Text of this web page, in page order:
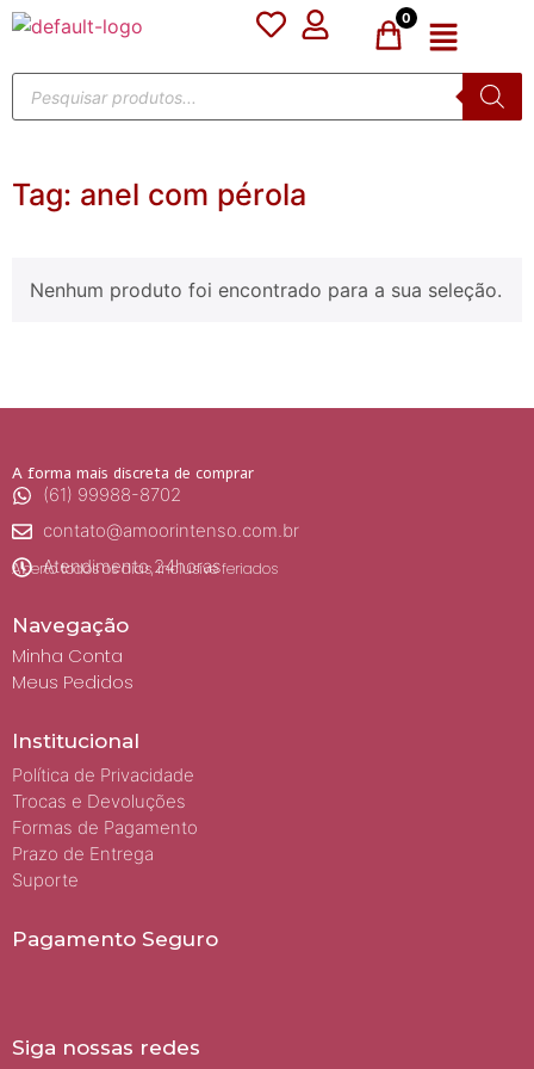
0
Tag: anel com pérola
Nenhum produto foi encontrado para a sua seleção.
A forma mais discreta de comprar
(61) 99988-8702
contato@amoorintenso.com.br
Atendimento 24horas
Aberto todos os dias, inclusive feriados
Navegação
Minha Conta
Meus Pedidos
Institucional
Política de Privacidade
Trocas e Devoluções
Formas de Pagamento
Prazo de Entrega
Suporte
Pagamento Seguro
Siga nossas redes